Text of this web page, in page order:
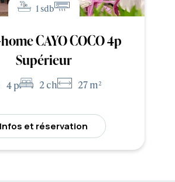
1 sdb
CAYO COCO 4p
Supérieur
4 p 2 ch 27 m²
Infos et réservation